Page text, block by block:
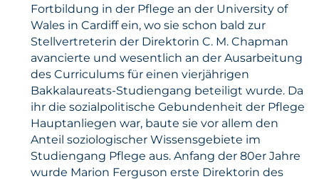
Fortbildung in der Pflege an der University of
Wales in Cardiff ein, wo sie schon bald zur
Stellvertreterin der Direktorin C. M. Chapman
avancierte und wesentlich an der Ausarbeitung
des Curriculums für einen vierjährigen
Bakkalaureats-Studiengang beteiligt wurde. Da
ihr die sozialpolitische Gebundenheit der Pflege
Hauptanliegen war, baute sie vor allem den
Anteil soziologischer Wissensgebiete im
Studiengang Pflege aus. Anfang der 80er Jahre
wurde Marion Ferguson erste Direktorin des